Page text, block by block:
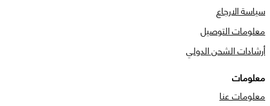
سياسة الارجاع
معلومات التوصيل
أرشادات الشحن الدولي
معلومات
معلومات عنا